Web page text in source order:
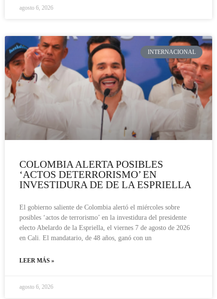
agosto 6, 2026
INTERNACIONAL
COLOMBIA ALERTA POSIBLES
‘ACTOS DETERRORISMO’ EN
INVESTIDURA DE DE LA ESPRIELLA
El gobierno saliente de Colombia alertó el miércoles sobre
posibles ‘actos de terrorismo’ en la investidura del presidente
electo Abelardo de la Espriella, el viernes 7 de agosto de 2026
en Cali. El mandatario, de 48 años, ganó con un
LEER MÁS »
agosto 6, 2026